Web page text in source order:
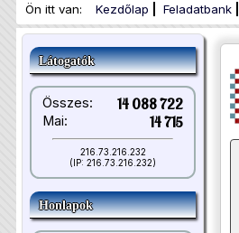
Ön itt van: Kezdőlap Feladatbank
Látogatók
Összes: 14 088 722
Mai: 14 715
216.73.216.232
(IP: 216.73.216.232)
Honlapok